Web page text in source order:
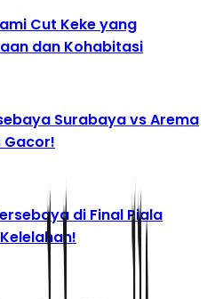
Cut Keke yang
dan Kohabitasi
Surabaya vs Arema
Gacor!
di Final Piala